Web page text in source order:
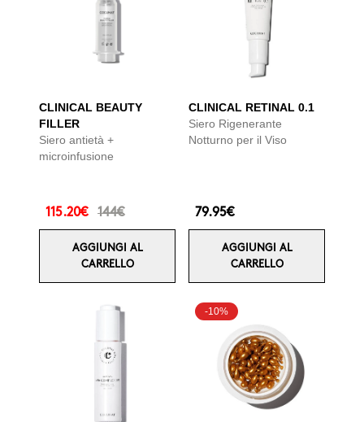
CLINICAL BEAUTY
FILLER
Siero antietà +
microinfusione
115.20€ 144€
AGGIUNGI AL
CARRELLO
CLINICAL RETINAL 0.1
Siero Rigenerante
Notturno per il Viso
79.95€
AGGIUNGI AL
CARRELLO
-10%